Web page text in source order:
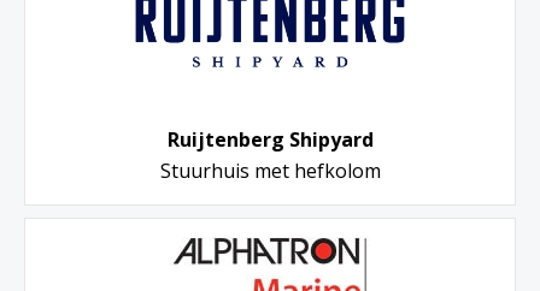
Ruijtenberg Shipyard
Stuurhuis met hefkolom